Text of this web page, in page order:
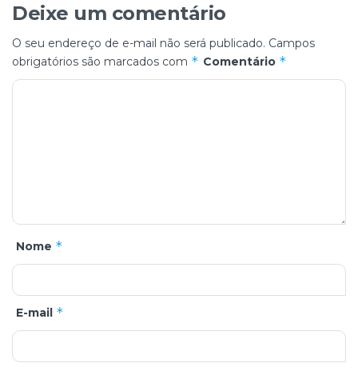
Deixe um comentário
O seu endereço de e-mail não será publicado. Campos
obrigatórios são marcados com * Comentário *
Nome *
E-mail *